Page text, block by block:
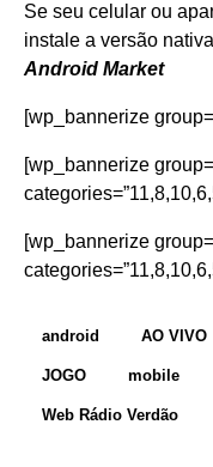
Se seu celular ou
instale a versão
Android Market
[wp_bannerize
[wp_bannerize
[wp_bannerize
android AO VIVO
JOGO mobile
Web Rádio Verdão